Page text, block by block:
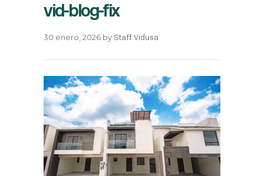
vid-blog-fix
30 enero, 2026 by Staff Vidusa